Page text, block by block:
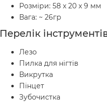
Розміри: 58 х 20 х 9 мм
Вага: ~ 26гр
Перелік
Лезо
Пилка для нігтів
Викрутка
Пінцет
Зубочистка